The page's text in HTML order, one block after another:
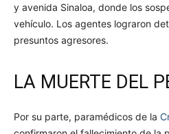
y avenida Sinaloa, donde los
vehículo. Los agentes lograron
presuntos agresores.
LA MUERTE DEL
Por su parte, paramédicos de la